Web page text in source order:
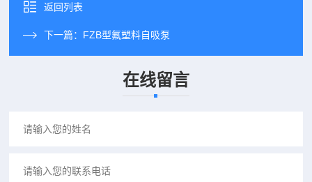
返回列表
下一篇： FZB型氟塑料自吸泵
在线留言